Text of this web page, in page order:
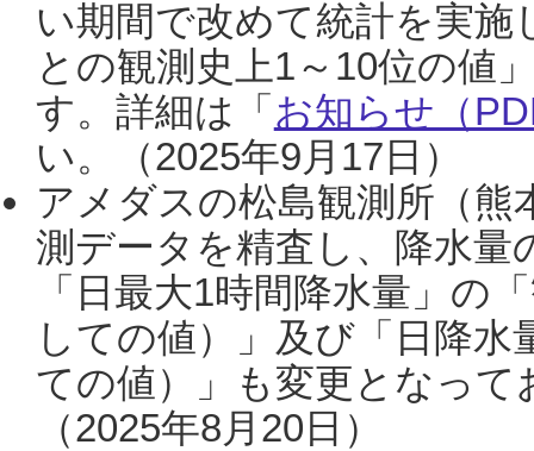
い期間で改めて統計を実
との観測史上1～10位の値
す。詳細は「 お知らせ（
い。（2025年9月17日）
アメダスの松島観測所（熊
測データを精査し、降水
「日最大1時間降水量」の
しての値）」及び「日降
ての値）」も変更となっ
（2025年8月20日）